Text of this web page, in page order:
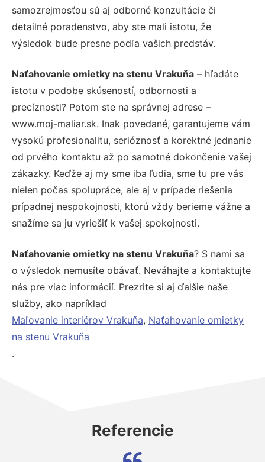
samozrejmosťou sú aj odborné konzultácie či
detailné poradenstvo, aby ste mali istotu, že
výsledok bude presne podľa vašich predstáv.
Naťahovanie omietky na stenu Vrakuňa – hľadáte
istotu v podobe skúseností, odbornosti a
precíznosti? Potom ste na správnej adrese –
www.moj-maliar.sk. Inak povedané, garantujeme vám
vysokú profesionalitu, serióznosť a korektné jednanie
od prvého kontaktu až po samotné dokončenie vašej
zákazky. Keďže aj my sme iba ľudia, sme tu pre vás
nielen počas spolupráce, ale aj v prípade riešenia
prípadnej nespokojnosti, ktorú vždy berieme vážne a
snažíme sa ju vyriešiť k vašej spokojnosti.
Naťahovanie omietky na stenu Vrakuňa? S nami sa
o výsledok nemusíte obávať. Neváhajte a kontaktujte
nás pre viac informácií. Prezrite si aj ďalšie naše
služby, ako napríklad
Maľovanie interiérov Vrakuňa, Naťahovanie omietky
na stenu Vrakuňa
.
Referencie